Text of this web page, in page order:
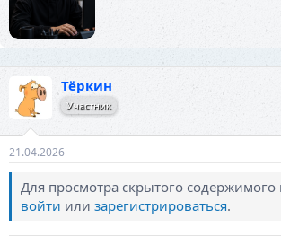
Тёркин
Участник
21.04.2026
Для просмотра скрытого
войти или зарегистрироваться.